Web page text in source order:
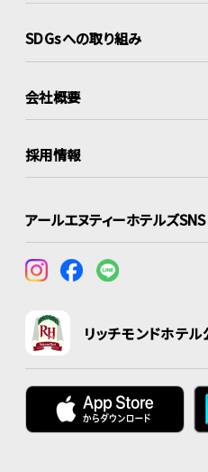
SDGsへの取り組み
会社概要
採用情報
アールエヌティーホテルズSNS
リッチモンドホテ